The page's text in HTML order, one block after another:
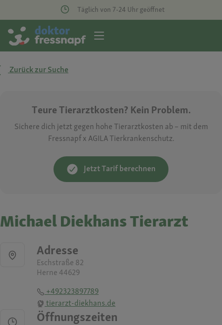
Täglich von 7-24 Uhr geöffnet
Zurück zur Suche
Teure Tierarztkosten? Kein Problem.
Sichere dich jetzt gegen hohe Tierarztkosten ab – mit dem
Fressnapf x AGILA Tierkrankenschutz.
Jetzt Tarif berechnen
Michael Diekhans Tierarzt
Adresse
Eschstraße 82
Herne 44629
+492323897789
tierarzt-diekhans.de
Öffnungszeiten